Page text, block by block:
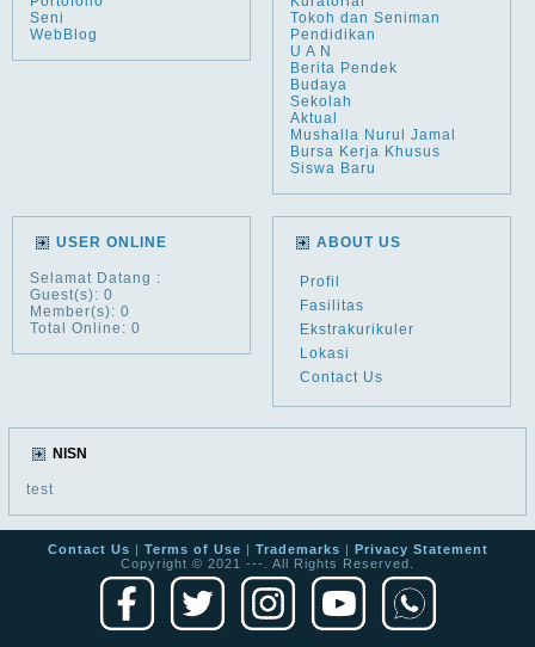
Seni
WebBlog
Tokoh dan Seniman
Pendidikan
U A N
Berita Pendek
Budaya
Sekolah
Aktual
Mushalla Nurul Jamal
Bursa Kerja Khusus
Siswa Baru
USER ONLINE
Selamat Datang :
Guest(s): 0
Member(s): 0
Total Online: 0
ABOUT US
Profil
Fasilitas
Ekstrakurikuler
Lokasi
Contact Us
NISN
test
Contact Us | Terms of Use | Trademarks | Privacy Statement
Copyright © 2021 ---. All Rights Reserved.